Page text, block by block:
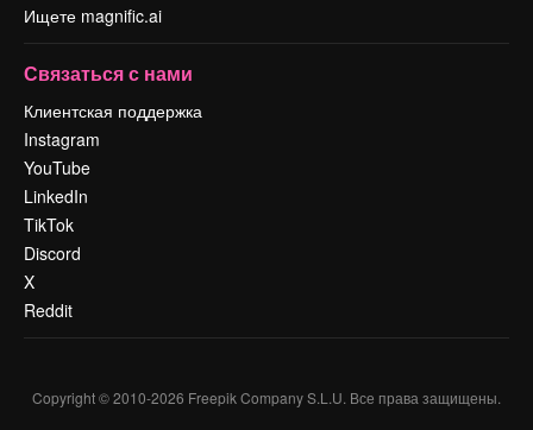
Ищете magnific.ai
Связаться с нами
Клиентская поддержка
Instagram
YouTube
LinkedIn
TikTok
Discord
X
Reddit
Copyright © 2010-2026 Freepik Company S.L.U. Все права защищены.